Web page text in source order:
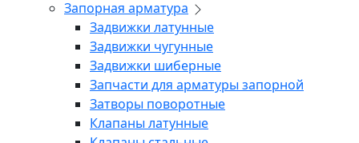
Запорная арматура
Задвижки латунные
Задвижки чугунные
Задвижки шиберные
Запчасти для арматуры запорной
Затворы поворотные
Клапаны латунные